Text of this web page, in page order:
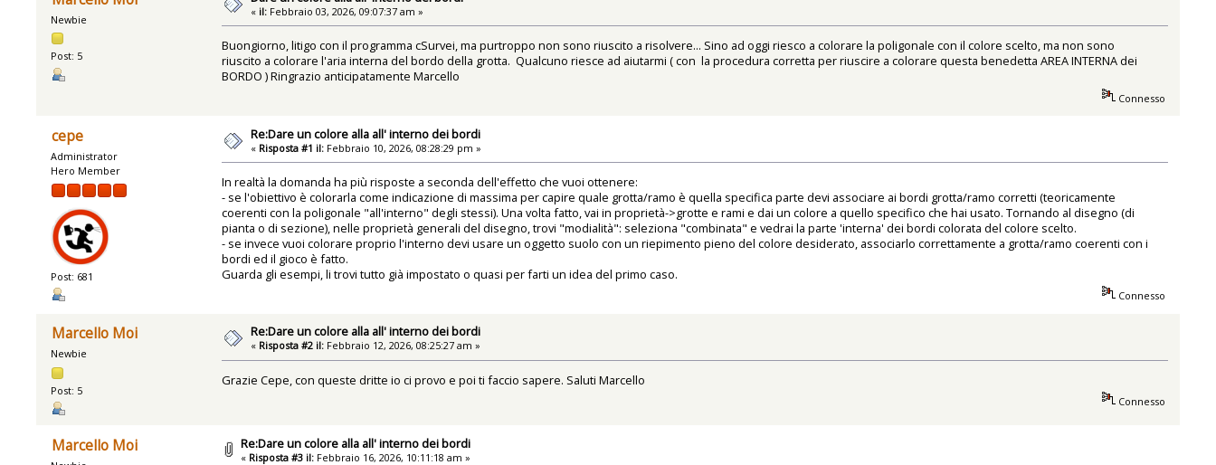
Newbie
Post: 5
« il: Febbraio 03, 2026, 09:07:37 am »
Buongiorno, litigo con il programma cSurvei, ma purtroppo non sono riuscito a risolvere... Sino ad oggi riesco a colorare la poligonale con il colore scelto, ma non sono
riuscito a colorare l'aria interna del bordo della grotta. Qualcuno riesce ad aiutarmi ( con la procedura corretta per riuscire a colorare questa benedetta AREA INTERNA dei
BORDO ) Ringrazio anticipatamente Marcello
Connesso
cepe
Administrator
Hero Member
Post: 681
Re:Dare un colore alla all' interno dei bordi
« Risposta #1 il: Febbraio 10, 2026, 08:28:29 pm »
In realtà la domanda ha più risposte a seconda dell'effetto che vuoi ottenere:
- se l'obiettivo è colorarla come indicazione di massima per capire quale grotta/ramo è quella specifica parte devi associare ai bordi grotta/ramo corretti (teoricamente
coerenti con la poligonale "all'interno" degli stessi). Una volta fatto, vai in proprietà->grotte e rami e dai un colore a quello specifico che hai usato. Tornando al disegno (di
pianta o di sezione), nelle proprietà generali del disegno, trovi "modialità": seleziona "combinata" e vedrai la parte 'interna' dei bordi colorata del colore scelto.
- se invece vuoi colorare proprio l'interno devi usare un oggetto suolo con un riepimento pieno del colore desiderato, associarlo correttamente a grotta/ramo coerenti con i
bordi ed il gioco è fatto.
Guarda gli esempi, li trovi tutto già impostato o quasi per farti un idea del primo caso.
Connesso
Marcello Moi
Newbie
Post: 5
Re:Dare un colore alla all' interno dei bordi
« Risposta #2 il: Febbraio 12, 2026, 08:25:27 am »
Grazie Cepe, con queste dritte io ci provo e poi ti faccio sapere. Saluti Marcello
Connesso
Marcello Moi Re:Dare un colore alla all' interno dei bordi
« Risposta #3 il: Febbraio 16, 2026, 10:11:18 am »